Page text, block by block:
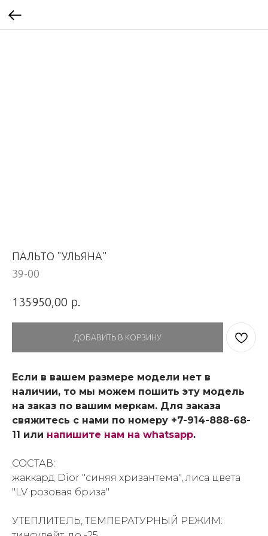
ПАЛЬТО "УЛЬЯНА"
39-00
135950,00 р.
ДОБАВИТЬ В КОРЗИНУ
Если в вашем размере модели нет в
наличии, то мы можем пошить эту модель
на заказ по вашим меркам. Для заказа
свяжитесь с нами по номеру +7-914-888-68-
11 или напишите нам на whatsapp.
СОСТАВ:
жаккард Dior "синяя хризантема", лиса цвета
"LV розовая бриза"
УТЕПЛИТЕЛЬ, ТЕМПЕРАТУРНЫЙ РЕЖИМ: